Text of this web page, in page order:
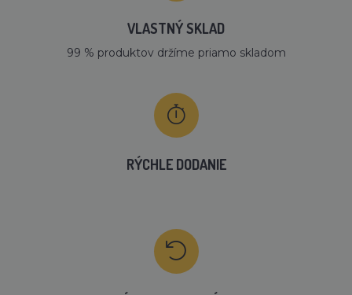
VLASTNÝ SKLAD
99 % produktov držíme priamo skladom
RÝCHLE DODANIE